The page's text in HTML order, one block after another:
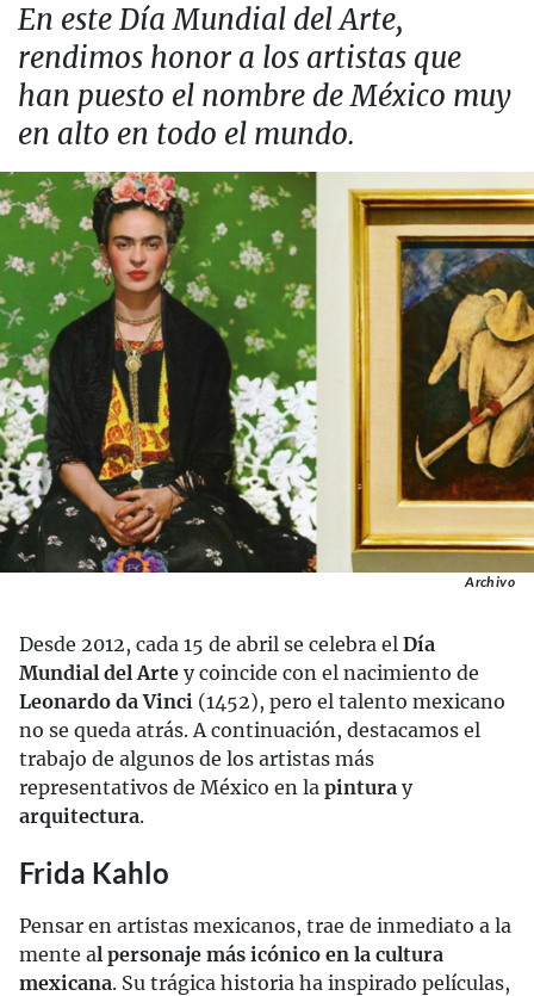
En este Día Mundial del Arte,
rendimos honor a los artistas que
han puesto el nombre de México muy
en alto en todo el mundo.
Archivo
Desde 2012, cada 15 de abril se celebra el Día
Mundial del Arte y coincide con el nacimiento de
Leonardo da Vinci (1452), pero el talento mexicano
no se queda atrás. A continuación, destacamos el
trabajo de algunos de los artistas más
representativos de México en la pintura y
arquitectura.
Frida Kahlo
Pensar en artistas mexicanos, trae de inmediato a la
mente al personaje más icónico en la cultura
mexicana. Su trágica historia ha inspirado películas,